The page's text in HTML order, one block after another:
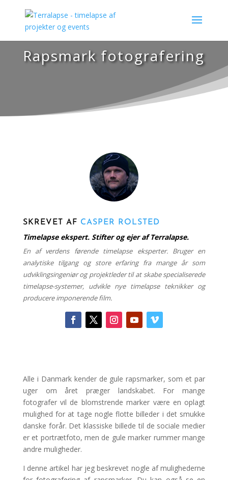
Rapsmark fotografering
SKREVET AF CASPER ROLSTED
Timelapse ekspert. Stifter og ejer af Terralapse.
En af verdens førende timelapse eksperter. Bruger en
analytiske tilgang og store erfaring fra mange år som
udviklingsingeniør og projektleder til at skabe specialiserede
timelapse-systemer, udvikle nye timelapse teknikker og
producere imponerende film.
Alle i Danmark kender de gule rapsmarker, som et par
uger om året præger landskabet. For mange
fotografer vil de blomstrende marker være en oplagt
mulighed for at tage nogle flotte billeder i det smukke
danske forår. Det klassiske billede til de sociale medier
er et portrætfoto, men de gule marker rummer mange
andre muligheder.
I denne artikel har jeg beskrevet nogle af mulighederne